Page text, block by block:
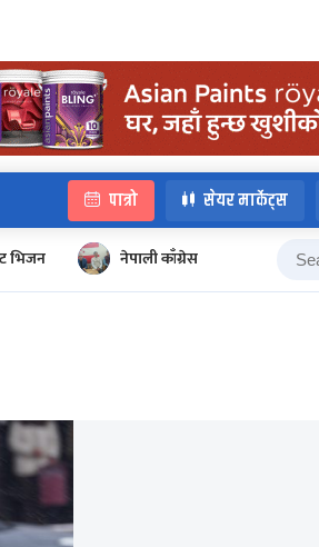
पात्रो सेयर मार्केट्स
भिजन नेपाली काँग्रेस